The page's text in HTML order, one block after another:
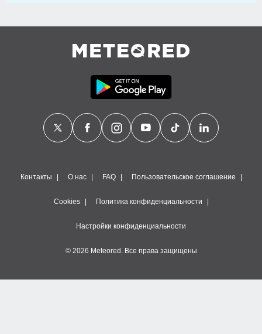
Контакты О нас FAQ Пользовательское соглашение
Cookies Политика конфиденциальности
Настройки конфиденциальности
© 2026 Meteored. Все права защищены